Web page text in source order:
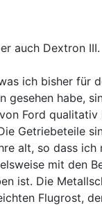
auch Dextron III.
ich bisher für
gesehen habe,
Ford
Getriebeteile
alt, so dass ich
mit den
ist. Die
Flugrost,